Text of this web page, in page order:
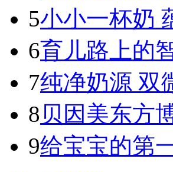
5小小一杯奶
6育儿路上的
7纯净奶源 双
8 贝因美东方
9给宝宝的第